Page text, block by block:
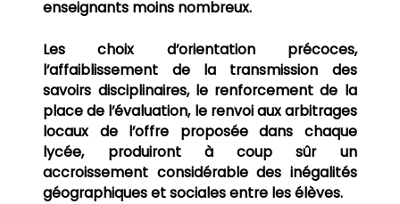
enseignants moins nombreux.
Les choix d’orientation précoces,
l’affaiblissement de la transmission des
savoirs disciplinaires, le renforcement de la
place de l’évaluation, le renvoi aux arbitrages
locaux de l’offre proposée dans chaque
lycée, produiront à coup sûr un
accroissement considérable des inégalités
géographiques et sociales entre les élèves.